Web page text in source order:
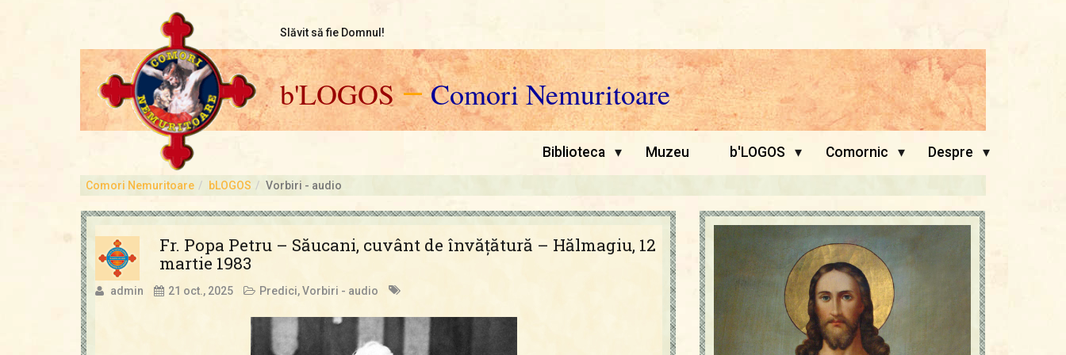
Slăvit să fie Domnul!
b'LOGOS—Comori Nemuritoare
Biblioteca ▾ Muzeu b'LOGOS ▾ Comornic ▾ Despre ▾
Comori Nemuritoare bLOGOS Vorbiri - audio
Fr. Popa Petru – Săucani, cuvânt de învățătură – Hălmagiu, 12
martie 1983
admin 21 oct., 2025 Predici,Vorbiri - audio